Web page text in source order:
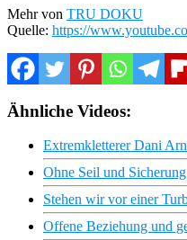
Mehr von TRU DOKU
Quelle: https://
Ähnliche Videos:
Extremkletterer Dani
Ohne Seil und
Stehen wir vor einer
Offene Beziehung und